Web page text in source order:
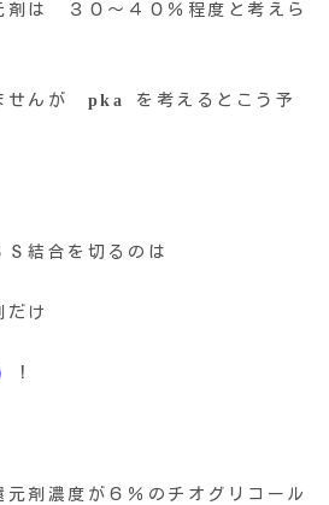
剤は ３０〜４０％程度と考えら
せんが pka
を考えるとこう予
結合を切るのは
だけ
！
剤濃度が６％のチオグリコール